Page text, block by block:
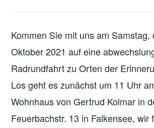
Kommen Sie mit uns am Samstag,
Oktober 2021 auf eine
Radrundfahrt zu Orten der
Los geht es zunächst um 11 Uhr
Wohnhaus von Gertrud Kolmar in
Feuerbachstr. 13 in Falkensee, wir